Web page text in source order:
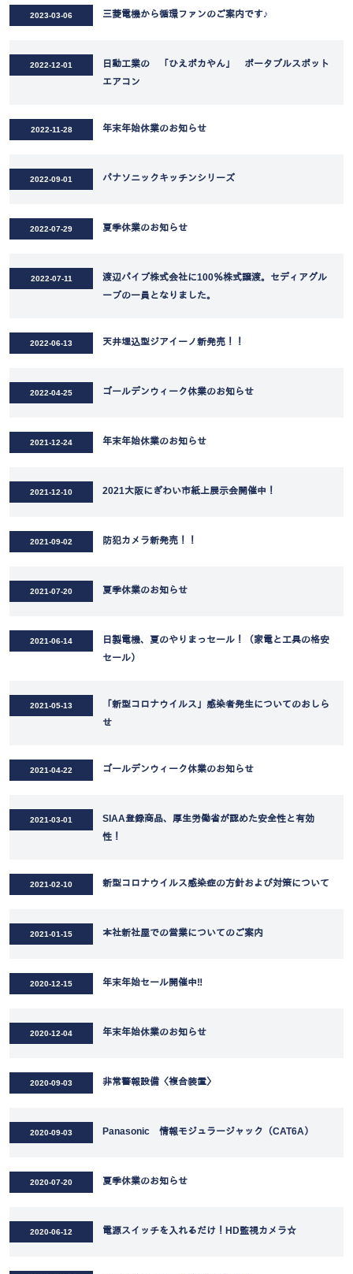
2023-03-06 三菱電機から循環ファンのご案内です♪
2022-12-01
日動工業の 「ひえポカやん」 ポータブルスポット
エアコン
2022-11-28 年末年始休業のお知らせ
2022-09-01 パナソニックキッチンシリーズ
2022-07-29 夏季休業のお知らせ
2022-07-11
渡辺パイプ株式会社に100％株式譲渡。セディアグル
ープの一員となりました。
2022-06-13 天井埋込型ジアイーノ新発売！！
2022-04-25 ゴールデンウィーク休業のお知らせ
2021-12-24 年末年始休業のお知らせ
2021-12-10 2021大阪にぎわい市紙上展示会開催中！
2021-09-02 防犯カメラ新発売！！
2021-07-20 夏季休業のお知らせ
2021-06-14
日製電機、夏のやりまっセール！（家電と工具の格安
セール）
2021-05-13
「新型コロナウイルス」感染者発生についてのおしら
せ
2021-04-22 ゴールデンウィーク休業のお知らせ
2021-03-01
SIAA登録商品、厚生労働省が認めた安全性と有効
性！
2021-02-10 新型コロナウイルス感染症の方針および対策について
2021-01-15 本社新社屋での営業についてのご案内
2020-12-15 年末年始セール開催中‼
2020-12-04 年末年始休業のお知らせ
2020-09-03 非常警報設備〈複合装置〉
2020-09-03 Panasonic 情報モジュラージャック（CAT6A）
2020-07-20 夏季休業のお知らせ
2020-06-12 電源スイッチを入れるだけ！HD監視カメラ☆